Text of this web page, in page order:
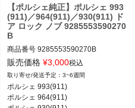
【ポルシェ純正】ポルシェ 993
(911)／964(911)／930(911) ド
ア ロック ノブ 9285553590270
B
商品番号 9285553590270B
ポルシェ 993(911) カレラ／カレラ4／
ターボ／カレラRS／カレラ4S／ター
ボS／カレラS 93-97
販売価格 ¥3,000税込
3~6週間
ポルシェ 993(911)
ポルシェ 964(911)